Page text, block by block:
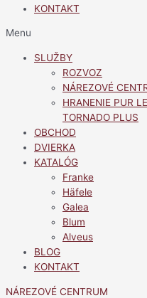
KONTAKT
Menu
SLUŽBY
ROZVOZ
NÁREZOVÉ
HRANENIE PUR
TORNADO PLUS
OBCHOD
DVIERKA
KATALÓG
Franke
Häfele
Galea
Blum
Alveus
BLOG
KONTAKT
NÁREZOVÉ CENTRUM